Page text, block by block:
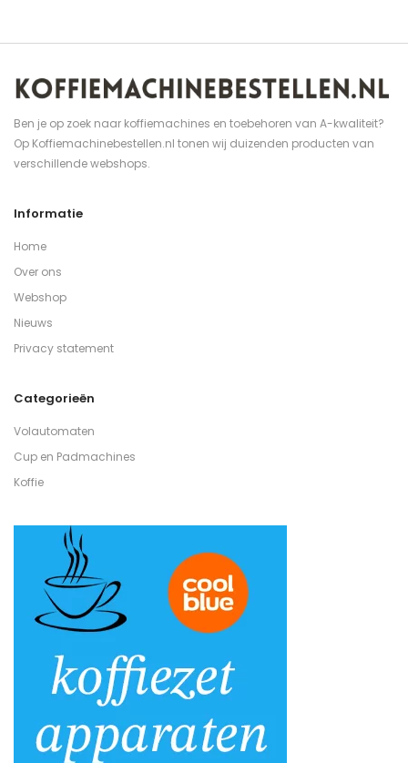
Ben je op zoek naar koffiemachines en toebehoren van A-kwaliteit?
Op Koffiemachinebestellen.nl tonen wij duizenden producten van
verschillende webshops.
Informatie
Home
Over ons
Webshop
Nieuws
Privacy statement
Categorieën
Volautomaten
Cup en Padmachines
Koffie